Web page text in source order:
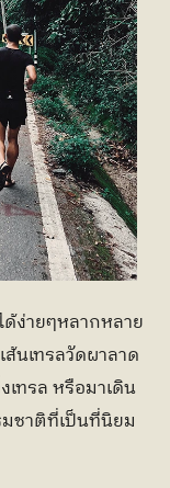
ด้ง่ายๆหลากหลาย
ส้นเทรลวัดผาลาด
ทรล หรือมาเดิน
มชาติที่เป็นที่นิยม